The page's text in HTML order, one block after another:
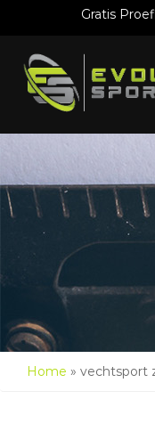
Gratis
Home » vechtsport